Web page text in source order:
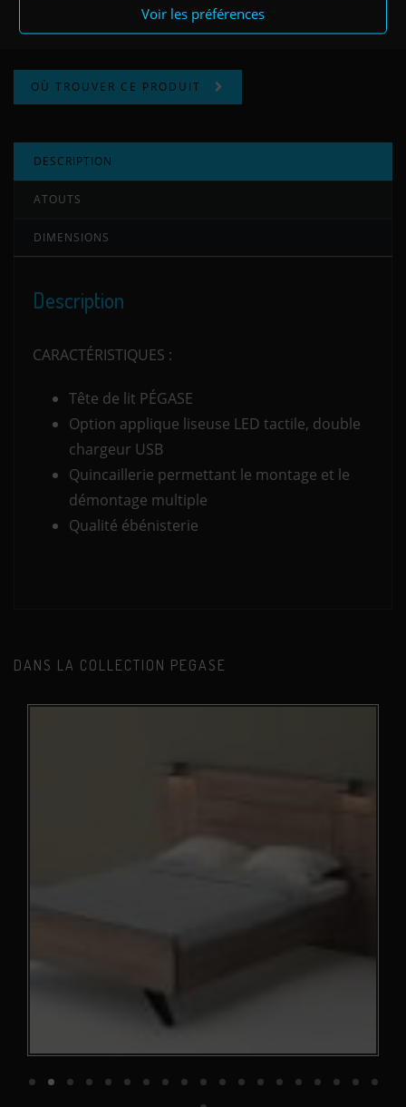
Voir les préférences
Catégories :PEGASE,Tête de lit moderne et contemporaine
OÙ TROUVER CE PRODUIT
DESCRIPTION
ATOUTS
DIMENSIONS
Description
CARACTÉRISTIQUES :
Tête de lit PÉGASE
Option applique liseuse LED tactile, double
chargeur USB
Quincaillerie permettant le montage et le
démontage multiple
Qualité ébénisterie
DANS LA COLLECTION PEGASE